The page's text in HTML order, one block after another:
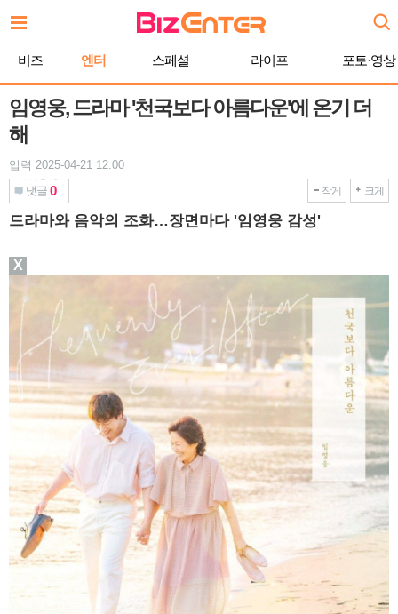
문
비즈 엔터 스페셜 라이프 포토·영상
임영웅, 드라마 '천국보다 아름다운'에 온기 더
해
입력 2025-04-21 12:00
댓글 0 작게 크게
드라마와 음악의 조화…장면마다 '임영웅 감성'
X